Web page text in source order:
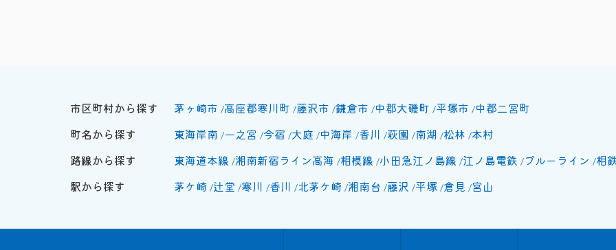
市区町村から探す 茅ヶ崎市 高座郡寒川町 藤沢市 鎌倉市 中郡大磯町 平塚市 中郡二宮町
町名から探す
東海岸南 一之宮 今宿 大庭 中海岸 香川 萩園 南湖 松林 本村
路線から探す
東海道本線 湘南新宿ライン高海 相模線 小田急江ノ島線 江ノ島電鉄 ブルーライン 相
駅から探す
茅ケ崎 辻堂 寒川 香川 北茅ケ崎 湘南台 藤沢 平塚 倉見 宮山